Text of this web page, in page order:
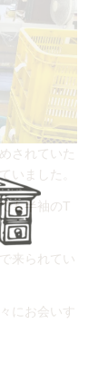
されていた
いました。
も半袖のT
来られてい
にお会いす